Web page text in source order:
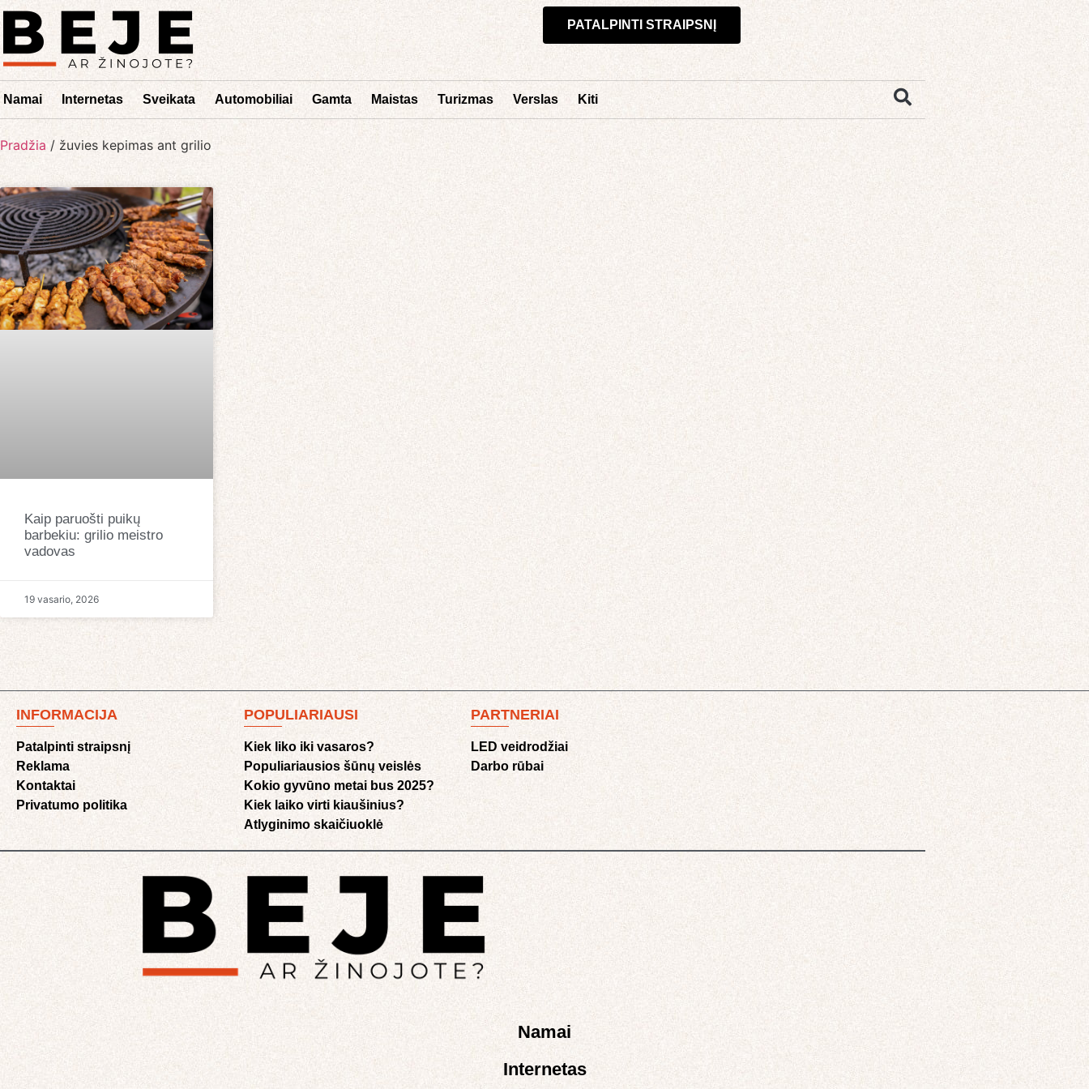
PATALPINTI STRAIPSNĮ
Namai Internetas Sveikata Automobiliai Gamta Maistas Turizmas Verslas Kiti
Pradžia / žuvies kepimas ant grilio
Kaip paruošti puikų
barbekiu: grilio meistro
vadovas
19 vasario, 2026
INFORMACIJA
Patalpinti straipsnį
Reklama
Kontaktai
Privatumo politika
POPULIARIAUSI
Kiek liko iki vasaros?
Populiariausios šūnų veislės
Kokio gyvūno metai bus 2025?
Kiek laiko virti kiaušinius?
Atlyginimo skaičiuoklė​
PARTNERIAI
LED veidrodžiai
Darbo rūbai
Namai
Internetas